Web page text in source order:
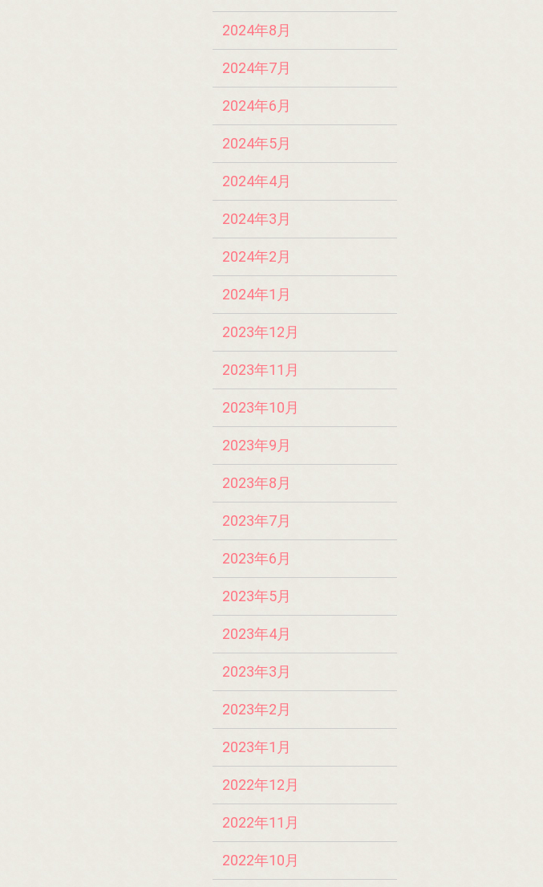
2024年8月
2024年7月
2024年6月
2024年5月
2024年4月
2024年3月
2024年2月
2024年1月
2023年12月
2023年11月
2023年10月
2023年9月
2023年8月
2023年7月
2023年6月
2023年5月
2023年4月
2023年3月
2023年2月
2023年1月
2022年12月
2022年11月
2022年10月